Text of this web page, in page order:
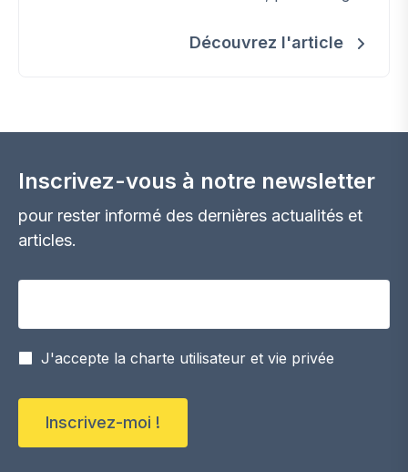
Découvrez l'article
Inscrivez-vous à notre newsletter
pour rester informé des dernières actualités et
articles.
J'accepte la charte utilisateur et vie privée
Inscrivez-moi !